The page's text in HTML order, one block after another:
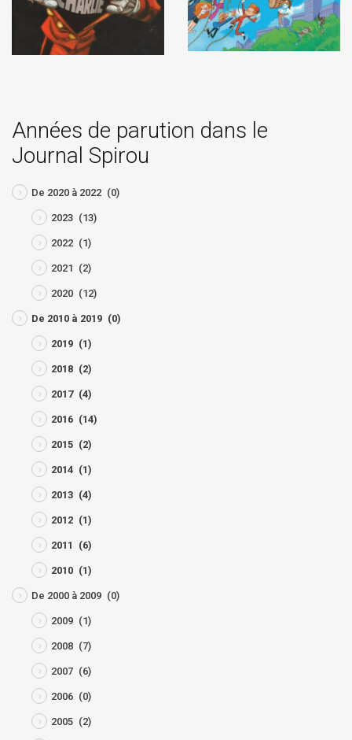
Années de parution dans le
Journal Spirou
De 2020 à 2022 (0)
2023 (13)
2022 (1)
2021 (2)
2020 (12)
De 2010 à 2019 (0)
2019 (1)
2018 (2)
2017 (4)
2016 (14)
2015 (2)
2014 (1)
2013 (4)
2012 (1)
2011 (6)
2010 (1)
De 2000 à 2009 (0)
2009 (1)
2008 (7)
2007 (6)
2006 (0)
2005 (2)